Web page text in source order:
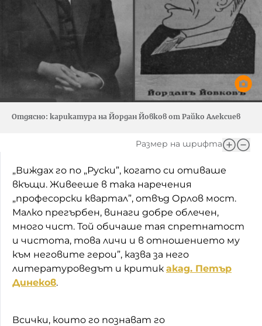
Отдясно: карикатура на Йордан Йовков от Райко Алексиев
Размер на шрифта
„Виждах го по „Руски”, когато си отиваше
вкъщи. Живееше в така наречения
„професорски квартал”, отвъд Орлов мост.
Малко прегърбен, винаги добре облечен,
много чист. Той обичаше тая спретнатост
и чистота, това личи и в отношението му
към неговите герои”, казва за него
литературоведът и критик акад. Петър
Динеков.
Всички, които го познават го